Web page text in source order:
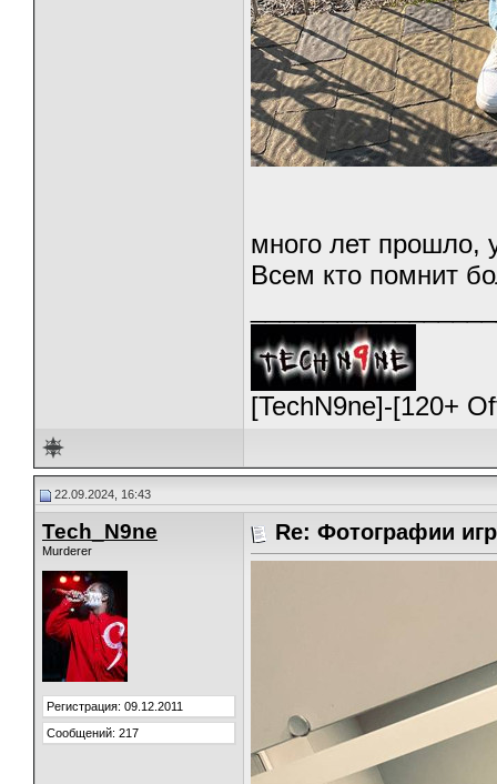
много лет прошло,
Всем кто помнит
[TechN9ne]-[120+
22.09.2024, 16:43
Tech_N9ne
Murderer
Регистрация: 09.12.2011
Сообщений: 217
Re: Фотографии